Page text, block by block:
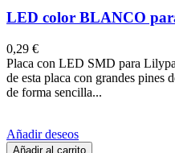
LED color BLANCO
0,29 €
Placa con LED SMD para
de esta placa con grandes pines
de forma sencilla...
Añadir deseos
Añadir al carrito